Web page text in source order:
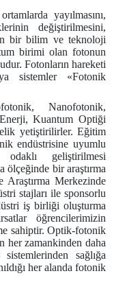
yayılmasını,
değiştirilmesini,
bir bilim ve teknoloji
birimi olan fotonun
Fotonların hareketi
sistemler «Fotonik
Nanofotonik,
Kuantum Optiği
yetiştirilirler. Eğitim
endüstrisine uyumlu
geliştirilmesi
bir araştırma
Merkezinde
stajları ile sponsorlu
iş birliği oluşturma
öğrencilerimizin
sahiptir. Optik-fotonik
her zamankinden daha
sağlığa
her alanda fotonik